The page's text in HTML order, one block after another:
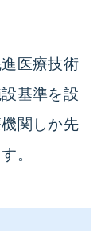
医療技術
基準を設
関しか先
。